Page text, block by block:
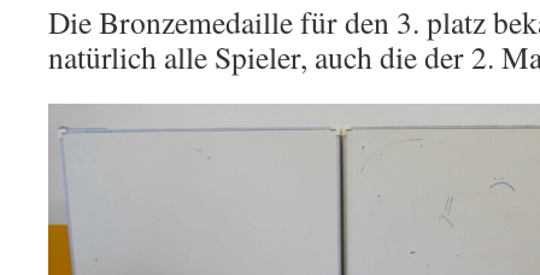
Die Bronzemedaille für den 3. platz
natürlich alle Spieler, auch die der 2.